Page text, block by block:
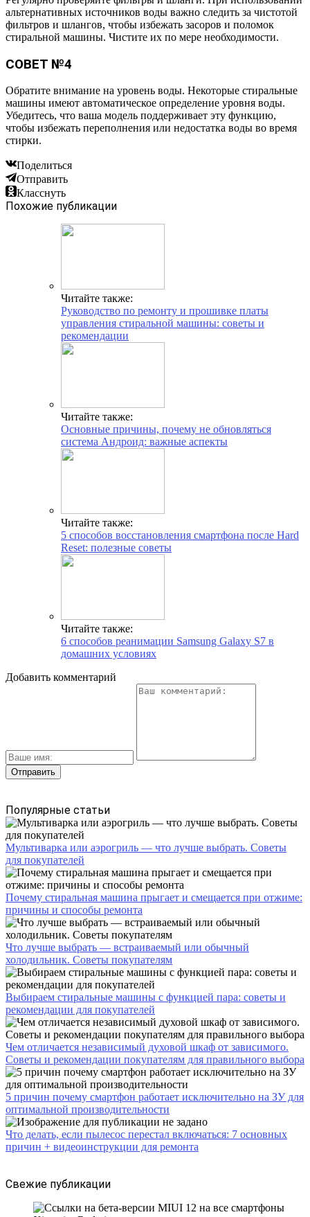
альтернативных источников воды важно следить за чистотой
фильтров и шлангов, чтобы избежать засоров и поломок
стиральной машины. Чистите их по мере необходимости.
СОВЕТ №4
Обратите внимание на уровень воды. Некоторые стиральные
машины имеют автоматическое определение уровня воды.
Убедитесь, что ваша модель поддерживает эту функцию,
чтобы избежать переполнения или недостатка воды во время
стирки.
Поделиться
Отправить
Класснуть
Похожие публикации
Читайте также:
Руководство по ремонту и прошивке платы
управления стиральной машины: советы и
рекомендации
Читайте также:
Основные причины, почему не обновляться
система Андроид: важные аспекты
Читайте также:
5 способов восстановления смартфона после Hard
Reset: полезные советы
Читайте также:
6 способов реанимации Samsung Galaxy S7 в
домашних условиях
Добавить комментарий
Популярные статьи
Мультиварка или аэрогриль — что лучше выбрать. Советы
для покупателей
Почему стиральная машина прыгает и смещается при отжиме:
причины и способы ремонта
Что лучше выбрать — встраиваемый или обычный
холодильник. Советы покупателям
Выбираем стиральные машины с функцией пара: советы и
рекомендации для покупателей
Чем отличается независимый духовой шкаф от зависимого.
Советы и рекомендации покупателям для правильного выбора
5 причин почему смартфон работает исключительно на ЗУ для
оптимальной производительности
Что делать, если пылесос перестал включаться: 7 основных
причин + видеоинструкции для ремонта
Свежие публикации